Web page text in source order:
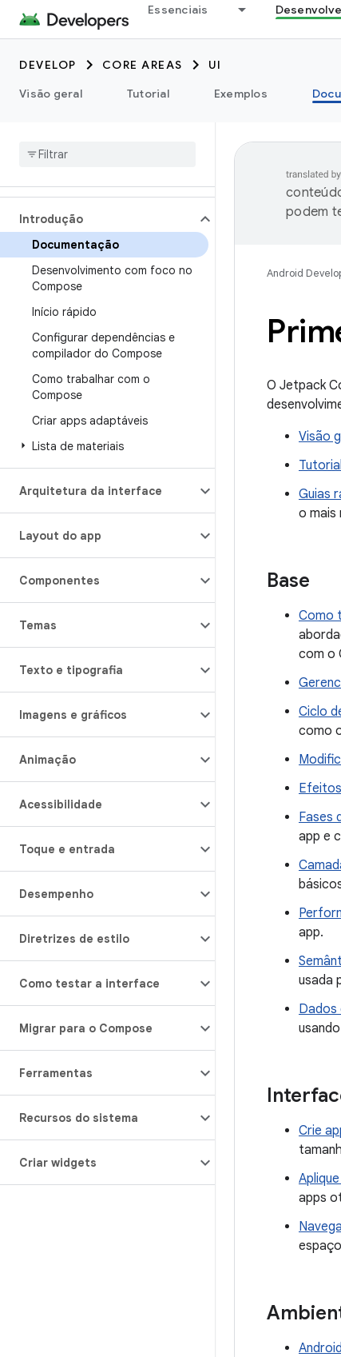
Essenciais
DEVELOP CORE AREAS
UI
Visão geral
Tutorial Exemplos
Introdução
Documentação
Desenvolvimento com foco no
Compose
Início rápido
Configurar dependências e
compilador do Compose
Como trabalhar com o
Compose
Criar apps adaptáveis
Lista de materiais
Arquitetura da interface
Layout do app
Componentes
Temas
Texto e tipografia
Imagens e gráficos
Animação
Acessibilidade
Toque e entrada
Desempenho
Diretrizes de estilo
Como testar a interface
Migrar para o Compose
Ferramentas
Recursos do sistema
Criar widgets
podem
Android
O Jetpack
Visão
Tutorial
Guias
o mais
Base
Como
com o
Ciclo
como
Fases
app e
app.
usada
Dados
Crie
apps